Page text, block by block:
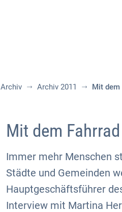
Archiv Archiv 2011 Mit dem
Mit dem
Immer mehr Menschen
Städte und Gemeinden
Hauptgeschäftsführer
Interview mit Martina